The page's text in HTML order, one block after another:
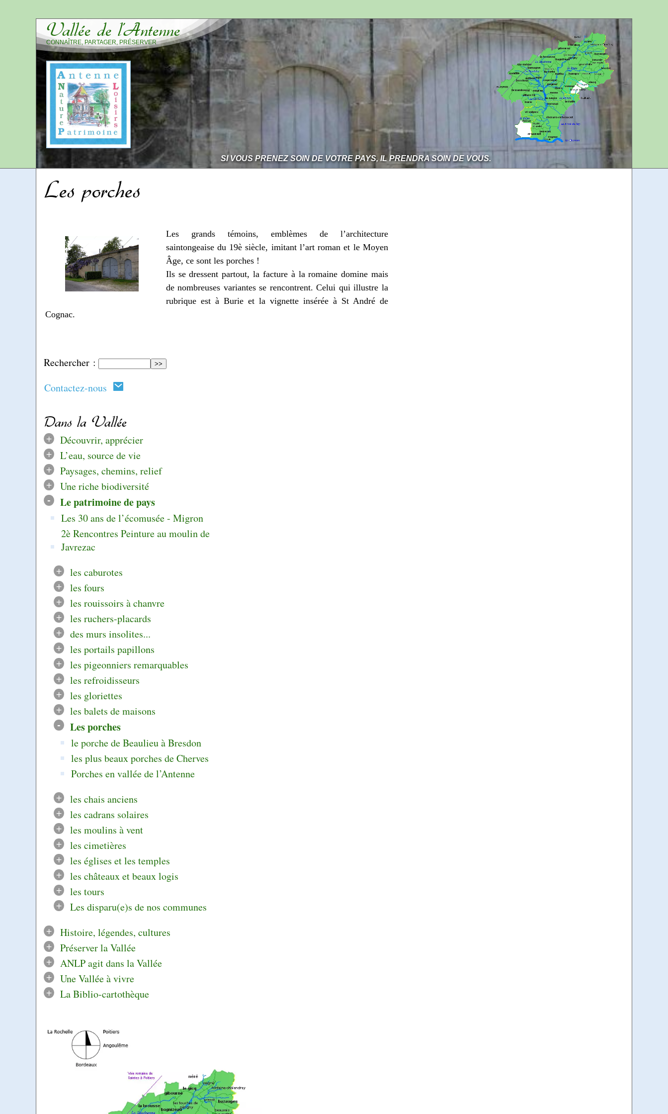
Vallée de l’Antenne
CONNAÎTRE, PARTAGER, PRÉSERVER
SI VOUS PRENEZ SOIN DE VOTRE PAYS, IL PRENDRA SOIN DE VOUS.
Rechercher :
Contactez-nous
Dans la Vallée
+
Découvrir, apprécier
+
L’eau, source de vie
+
Paysages, chemins, relief
+
Une riche biodiversité
- Le patrimoine de pays
Les 30 ans de l’écomusée - Migron
2è Rencontres Peinture au moulin de
Javrezac
+
les caburotes
+
les fours
+
les rouissoirs à chanvre
+
les ruchers-placards
+
des murs insolites...
+
les portails papillons
+
les pigeonniers remarquables
+
les refroidisseurs
+
les gloriettes
+
les balets de maisons
- Les porches
le porche de Beaulieu à Bresdon
les plus beaux porches de Cherves
Porches en vallée de l’Antenne
+
les chais anciens
+
les cadrans solaires
+
les moulins à vent
+
les cimetières
+
les églises et les temples
+
les châteaux et beaux logis
+
les tours
+
Les disparu(e)s de nos communes
+
Histoire, légendes, cultures
+
Préserver la Vallée
+
ANLP agit dans la Vallée
+
Une Vallée à vivre
+
La Biblio-cartothèque
Les porches
Les grands témoins, emblèmes de l’architecture
saintongeaise du 19è siècle, imitant l’art roman et le Moyen
Âge, ce sont les porches !
Ils se dressent partout, la facture à la romaine domine mais
de nombreuses variantes se rencontrent. Celui qui illustre la
rubrique est à Burie et la vignette insérée à St André de
Cognac.